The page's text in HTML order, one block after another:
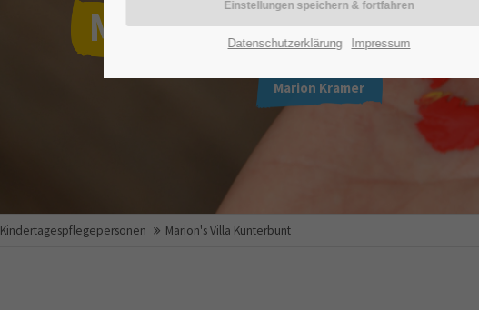
Marion's Villa
Marion Kramer
Kindertagespflegepersonen Marion's Villa Kunterbunt
Datenschutzerklärung Impressum